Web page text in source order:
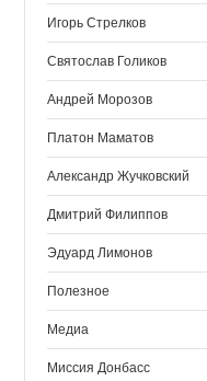
Игорь Стрелков
Святослав Голиков
Андрей Морозов
Платон Маматов
Александр Жучковский
Дмитрий Филиппов
Эдуард Лимонов
Полезное
Медиа
Миссия Донбасс